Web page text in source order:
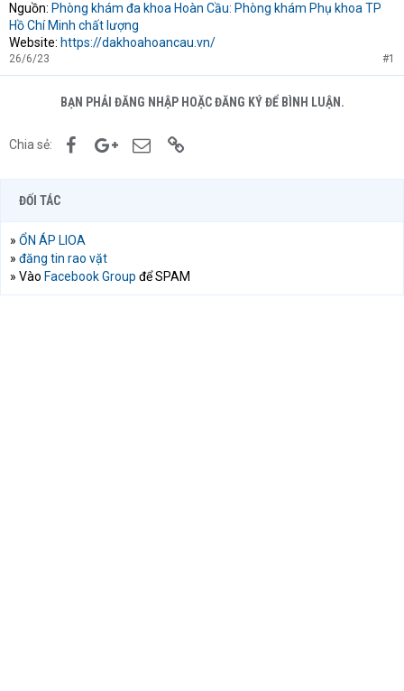
Nguồn: Phòng khám đa khoa Hoàn Cầu: Phòng khám Phụ khoa TP
Hồ Chí Minh chất lượng
Website: https://dakhoahoancau.vn/
26/6/23 #1
BẠN PHẢI ĐĂNG NHẬP HOẶC ĐĂNG KÝ ĐỂ BÌNH LUẬN.
Chia sẻ: FacebookGoogle+Email
ĐỐI TÁC
» ỔN ÁP LIOA
» đăng tin rao vặt
» Vào Facebook Group để SPAM